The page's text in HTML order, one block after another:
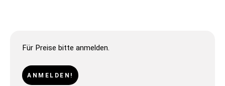
Für Preise bitte anmelden.
ANMELDEN!